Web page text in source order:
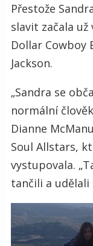
Přestože
slavit začala
Dollar Cowboy
Jackson.
„Sandra se
normální
Dianne
Soul Allstars,
vystupovala.
tančili a